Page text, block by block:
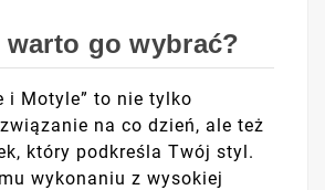
warto go wybrać?
i Motyle” to nie tylko
na co dzień, ale też
który podkreśla Twój styl.
wykonaniu z wysokiej